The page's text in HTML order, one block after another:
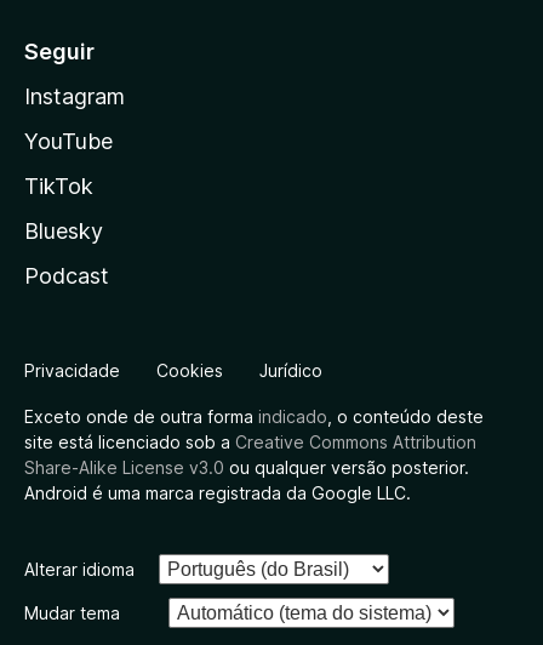
Seguir
Instagram
YouTube
TikTok
Bluesky
Podcast
Privacidade Cookies Jurídico
Exceto onde de outra forma indicado , o conteúdo deste
site está licenciado sob a Creative Commons Attribution
Share-Alike License v3.0 ou qualquer versão posterior.
Android é uma marca registrada da Google LLC.
Alterar idioma
Mudar tema